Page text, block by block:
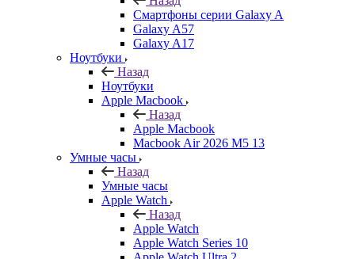
Смартфоны серии Galaxy A
Galaxy A57
Galaxy A17
Ноутбуки
Назад
Ноутбуки
Apple Macbook
Назад
Apple Macbook
Macbook Air 2026 M5 13
Умные часы
Назад
Умные часы
Apple Watch
Назад
Apple Watch
Apple Watch Series 10